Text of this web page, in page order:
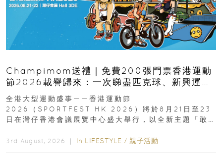
Champimom送禮｜免費200張門票香港運動
節2026載譽歸來：一次睇盡匹克球、新興運
動、街舞比賽＋逾百運動品牌展覽
全港大型運動盛事——香港運動節
2026（SPORTFEST HK 2026）將於8月21日至23
日在灣仔香港會議展覽中心盛大舉行，以全新主題「敢
3rd August, 2026 ｜ In LIFESTYLE / 親子活動